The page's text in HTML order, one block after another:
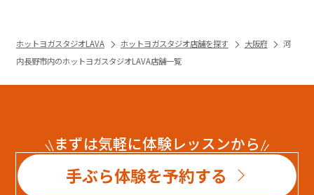
ホットヨガスタジオLAVA ホットヨガスタジオ店舗を探す 大阪府
河
内長野市内のホットヨガスタジオLAVA店舗一覧
まずは気軽に体験レッスンから
手ぶら体験を予約する